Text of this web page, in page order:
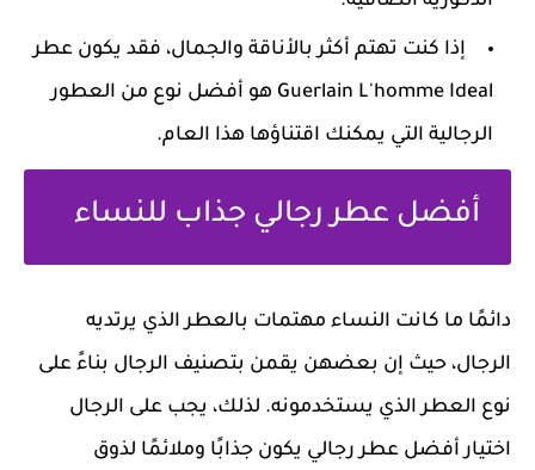
إذا كنت تهتم أكثر بالأناقة والجمال، فقد يكون عطر
Guerlain L'homme Ideal هو أفضل نوع من العطور
الرجالية التي يمكنك اقتناؤها هذا العام.
أفضل عطر رجالي جذاب للنساء
دائمًا ما كانت النساء مهتمات بالعطر الذي يرتديه
الرجال، حيث إن بعضهن يقمن بتصنيف الرجال بناءً على
نوع العطر الذي يستخدمونه. لذلك، يجب على الرجال
اختيار أفضل عطر رجالي يكون جذابًا وملائمًا لذوق